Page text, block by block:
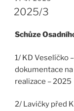
2025/3
Schůze
1/ KD Veselíčko
dokumentace
realizace – 2025
2/ Lavičky před